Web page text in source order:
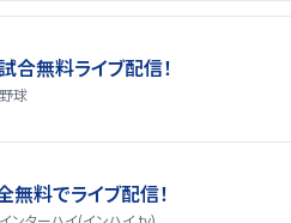
合無料ライブ配信！
野球
料でライブ配信！